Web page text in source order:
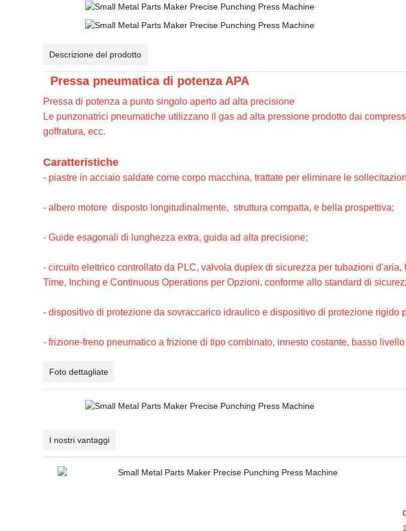
Descrizione del prodotto
Pressa pneumatica di potenza APA
Pressa di potenza a punto singolo aperto ad alta precisione
Le punzonatrici pneumatiche utilizzano il gas ad alta pressione prodotto dai
goffratura, ecc.
Caratteristiche
- piastre in acciaio saldate come corpo macchina, trattate per eliminare le
- albero motore disposto longitudinalmente, struttura compatta, e bella prospettiva;
- Guide esagonali di lunghezza extra, guida ad alta precisione;
- circuito elettrico controllato da PLC, valvola duplex di sicurezza per tubazioni
Time, Inching e Continuous Operations per Opzioni, conforme allo standard di
- dispositivo di protezione da sovraccarico idraulico e dispositivo di protezione
- frizione-freno pneumatico a frizione di tipo combinato, innesto costante, basso
Foto dettagliate
I nostri vantaggi